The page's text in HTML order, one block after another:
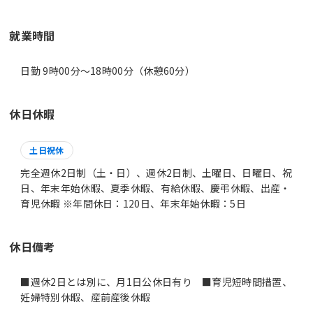
就業時間
日勤 9時00分〜18時00分（休憩60分）
休日休暇
土日祝休
完全週休2日制（土・日）、週休2日制、土曜日、日曜日、祝
日、年末年始休暇、夏季休暇、有給休暇、慶弔休暇、出産・
育児休暇 ※年間休日：120日、年末年始休暇：5日
休日備考
■週休2日とは別に、月1日公休日有り ■育児短時間措置、
妊婦特別休暇、産前産後休暇